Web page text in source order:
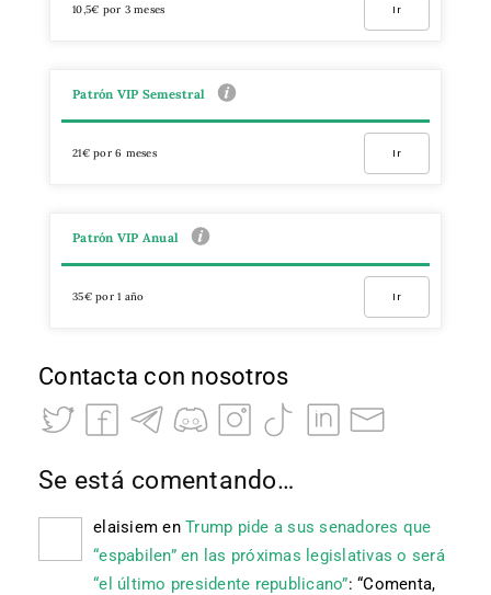
10,5€ por 3 meses Ir
Patrón VIP Semestral
21€ por 6 meses Ir
Patrón VIP Anual
35€ por 1 año Ir
Contacta con nosotros
Se está comentando…
elaisiem en Trump pide a sus senadores que
“espabilen” en las próximas legislativas o será
“el último presidente republicano”: “Comenta,